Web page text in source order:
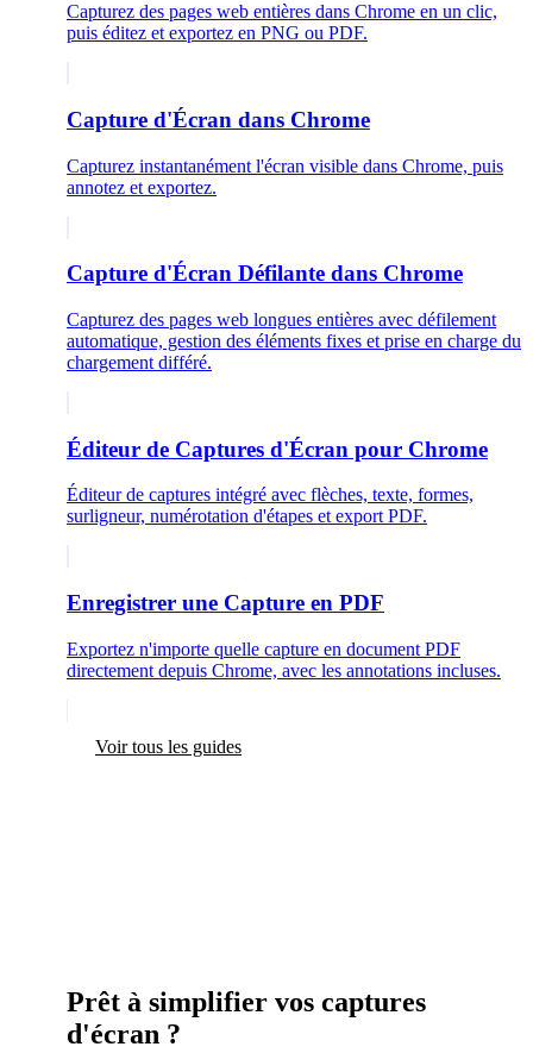
Capturez des pages web entières dans Chrome en un clic,
puis éditez et exportez en PNG ou PDF.
Capture d'Écran dans Chrome
Capturez instantanément l'écran visible dans Chrome, puis
annotez et exportez.
Capture d'Écran Défilante dans Chrome
Capturez des pages web longues entières avec défilement
automatique, gestion des éléments fixes et prise en charge du
chargement différé.
Éditeur de Captures d'Écran pour Chrome
Éditeur de captures intégré avec flèches, texte, formes,
surligneur, numérotation d'étapes et export PDF.
Enregistrer une Capture en PDF
Exportez n'importe quelle capture en document PDF
directement depuis Chrome, avec les annotations incluses.
Voir tous les guides
Prêt à simplifier vos captures
d'écran ?